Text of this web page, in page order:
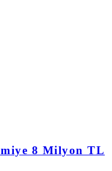
8 Milyon TL